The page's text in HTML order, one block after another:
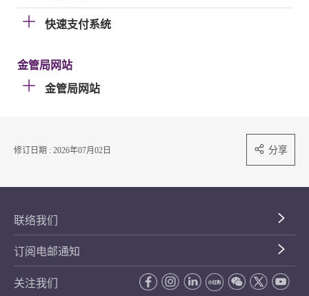
快速支付系统
金管局网站
金管局网站
修订日期 : 2026年07月02日 分享
联络我们
订阅电邮通知
关注我们